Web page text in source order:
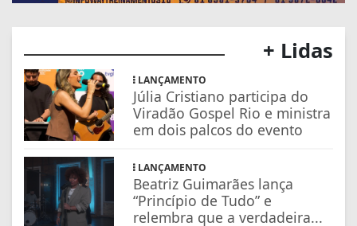
+ Lidas
LANÇAMENTO
Júlia Cristiano participa do
Viradão Gospel Rio e ministra
em dois palcos do evento
LANÇAMENTO
Beatriz Guimarães lança
“Princípio de Tudo” e
relembra que a verdadeira...